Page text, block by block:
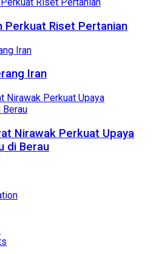
Perkuat Riset Pertanian
Iran
Nirawak Perkuat Upaya
di Berau